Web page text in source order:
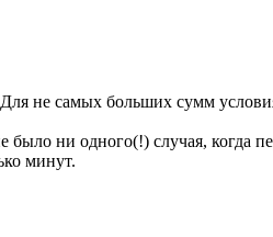
не самых больших сумм
ни одного(!) случая, когда
минут.